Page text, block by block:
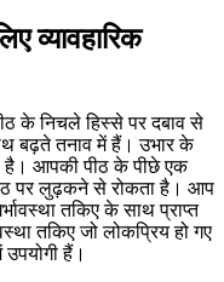
व्यावहारिक
के निचले हिस्से पर दबाव से
बढ़ते तनाव में हैं। उभार के
है। आपकी पीठ के पीछे एक
पर लुढ़कने से रोकता है। आप
तकिए के साथ प्राप्त
तकिए जो लोकप्रिय हो गए
हैं।